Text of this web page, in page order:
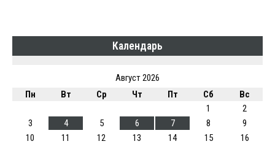
Календарь
Август 2026
Пн
Вт Ср Чт Пт Сб
Вс
1
2
3
4 5 6 7 8
9
10
11 12 13 14 15
16